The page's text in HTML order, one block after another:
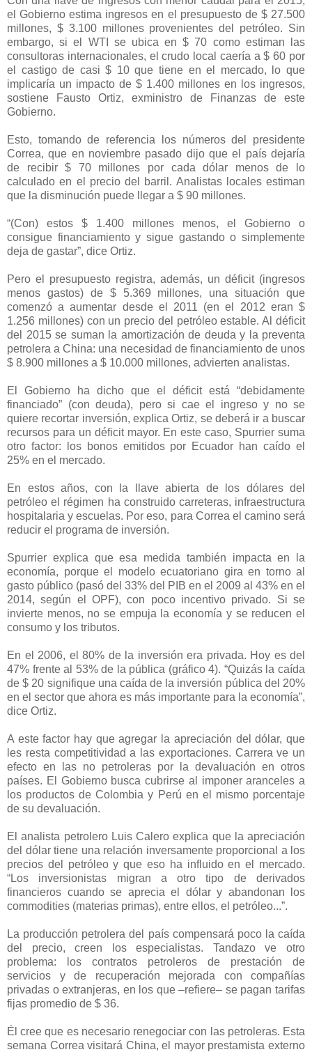
el Gobierno estima ingresos en el presupuesto de $ 27.500
millones, $ 3.100 millones provenientes del petróleo. Sin
embargo, si el WTI se ubica en $ 70 como estiman las
consultoras internacionales, el crudo local caería a $ 60 por
el castigo de casi $ 10 que tiene en el mercado, lo que
implicaría un impacto de $ 1.400 millones en los ingresos,
sostiene Fausto Ortiz, exministro de Finanzas de este
Gobierno.
Esto, tomando de referencia los números del presidente
Correa, que en noviembre pasado dijo que el país dejaría
de recibir $ 70 millones por cada dólar menos de lo
calculado en el precio del barril. Analistas locales estiman
que la disminución puede llegar a $ 90 millones.
“(Con) estos $ 1.400 millones menos, el Gobierno o
consigue financiamiento y sigue gastando o simplemente
deja de gastar”, dice Ortiz.
Pero el presupuesto registra, además, un déficit (ingresos
menos gastos) de $ 5.369 millones, una situación que
comenzó a aumentar desde el 2011 (en el 2012 eran $
1.256 millones) con un precio del petróleo estable. Al déficit
del 2015 se suman la amortización de deuda y la preventa
petrolera a China: una necesidad de financiamiento de unos
$ 8.900 millones a $ 10.000 millones, advierten analistas.
El Gobierno ha dicho que el déficit está “debidamente
financiado” (con deuda), pero si cae el ingreso y no se
quiere recortar inversión, explica Ortiz, se deberá ir a buscar
recursos para un déficit mayor. En este caso, Spurrier suma
otro factor: los bonos emitidos por Ecuador han caído el
25% en el mercado.
En estos años, con la llave abierta de los dólares del
petróleo el régimen ha construido carreteras, infraestructura
hospitalaria y escuelas. Por eso, para Correa el camino será
reducir el programa de inversión.
Spurrier explica que esa medida también impacta en la
economía, porque el modelo ecuatoriano gira en torno al
gasto público (pasó del 33% del PIB en el 2009 al 43% en el
2014, según el OPF), con poco incentivo privado. Si se
invierte menos, no se empuja la economía y se reducen el
consumo y los tributos.
En el 2006, el 80% de la inversión era privada. Hoy es del
47% frente al 53% de la pública (gráfico 4). “Quizás la caída
de $ 20 signifique una caída de la inversión pública del 20%
en el sector que ahora es más importante para la economía”,
dice Ortiz.
A este factor hay que agregar la apreciación del dólar, que
les resta competitividad a las exportaciones. Carrera ve un
efecto en las no petroleras por la devaluación en otros
países. El Gobierno busca cubrirse al imponer aranceles a
los productos de Colombia y Perú en el mismo porcentaje
de su devaluación.
El analista petrolero Luis Calero explica que la apreciación
del dólar tiene una relación inversamente proporcional a los
precios del petróleo y que eso ha influido en el mercado.
“Los inversionistas migran a otro tipo de derivados
financieros cuando se aprecia el dólar y abandonan los
commodities (materias primas), entre ellos, el petróleo...”.
La producción petrolera del país compensará poco la caída
del precio, creen los especialistas. Tandazo ve otro
problema: los contratos petroleros de prestación de
servicios y de recuperación mejorada con compañías
privadas o extranjeras, en los que –refiere– se pagan tarifas
fijas promedio de $ 36.
Él cree que es necesario renegociar con las petroleras. Esta
semana Correa visitará China, el mayor prestamista externo